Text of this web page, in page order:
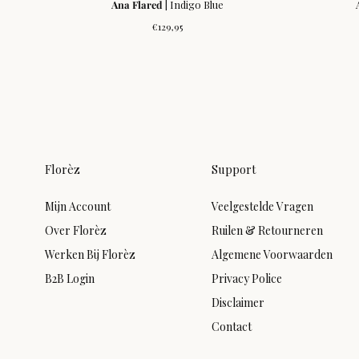
Ana Flared | Indigo Blue
Normale
€129,95
Florèz
Mijn Account
Over Florèz
Werken Bij Florèz
B2B Login
Support
Veelgestelde Vragen
Ruilen & Retourneren
Algemene Voorwaarden
Privacy Police
Disclaimer
Contact